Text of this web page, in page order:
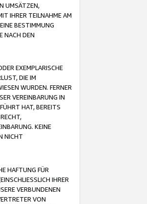
UMSÄTZEN,
IHRER TEILNAHME AM
BESTIMMUNG
NACH DEN
EXEMPLARISCHE
DIE IM
WURDEN. FERNER
VEREINBARUNG IN
HAT, BEREITS
KEINE
NICHT
HAFTUNG FÜR
IHRER
VERBUNDENEN
VON